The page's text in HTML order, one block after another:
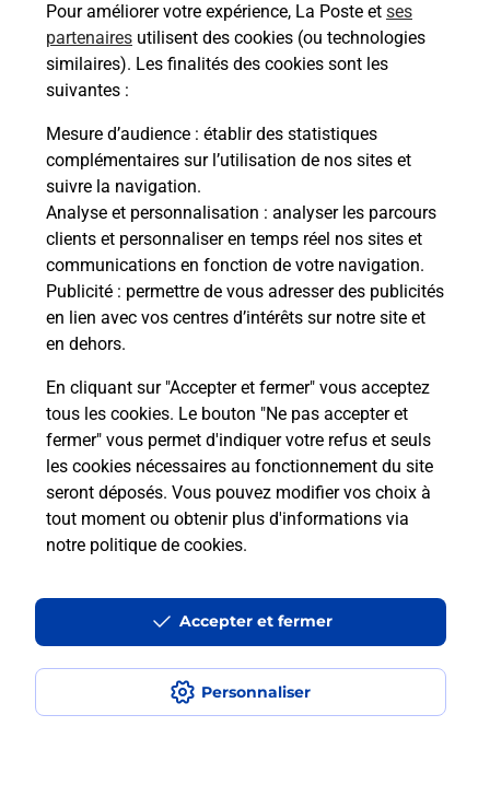
Pour améliorer votre expérience, La Poste et ses
partenaires utilisent des cookies (ou technologies
similaires). Les finalités des cookies sont les
suivantes :
Mesure d’audience : établir des statistiques
complémentaires sur l’utilisation de nos sites et
suivre la navigation.
Analyse et personnalisation : analyser les parcours
clients et personnaliser en temps réel nos sites et
communications en fonction de votre navigation.
Publicité : permettre de vous adresser des publicités
en lien avec vos centres d’intérêts sur notre site et
en dehors.
En cliquant sur "Accepter et fermer" vous acceptez
tous les cookies. Le bouton "Ne pas accepter et
fermer" vous permet d'indiquer votre refus et seuls
les cookies nécessaires au fonctionnement du site
seront déposés. Vous pouvez modifier vos choix à
tout moment ou obtenir plus d'informations via
notre politique de cookies.
Personnaliser
Accepter et fermer
La téléassistance classique avec
médaillon d’alarme qu’est ce que
c’est ?
Comment fonctionne la
téléassistance classique ?
Comment est installée la
téléassistance classique ?
Localiser Liste Liste - téléassistance
Lot - téléassistance
Le Vigan En Quercy - téléassistance
Accessibilité : partiellement conforme
Conditions contractuelles
Mentions légales